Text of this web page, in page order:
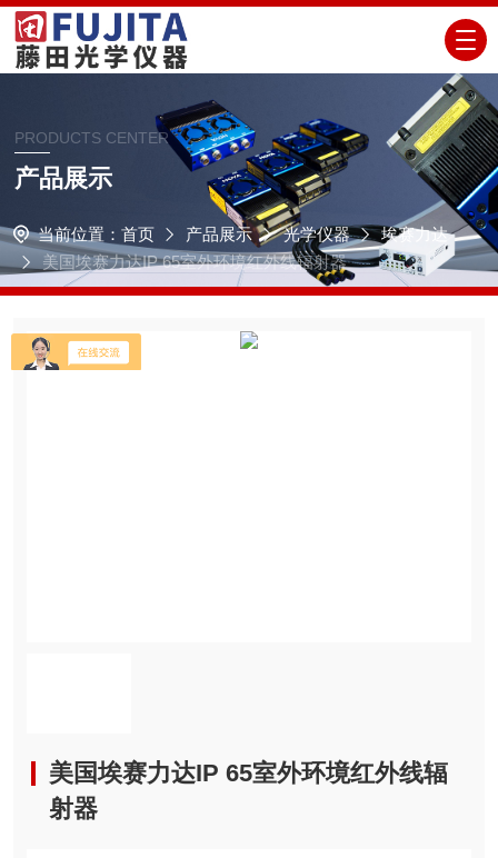
PRODUCTS CENTER
产品展示
当前位置： 首页 产品展示 光学仪器
埃赛力达
美国埃赛力达IP 65室外环境红外线辐射器
美国埃赛力达IP 65室外环境红外线辐
射器